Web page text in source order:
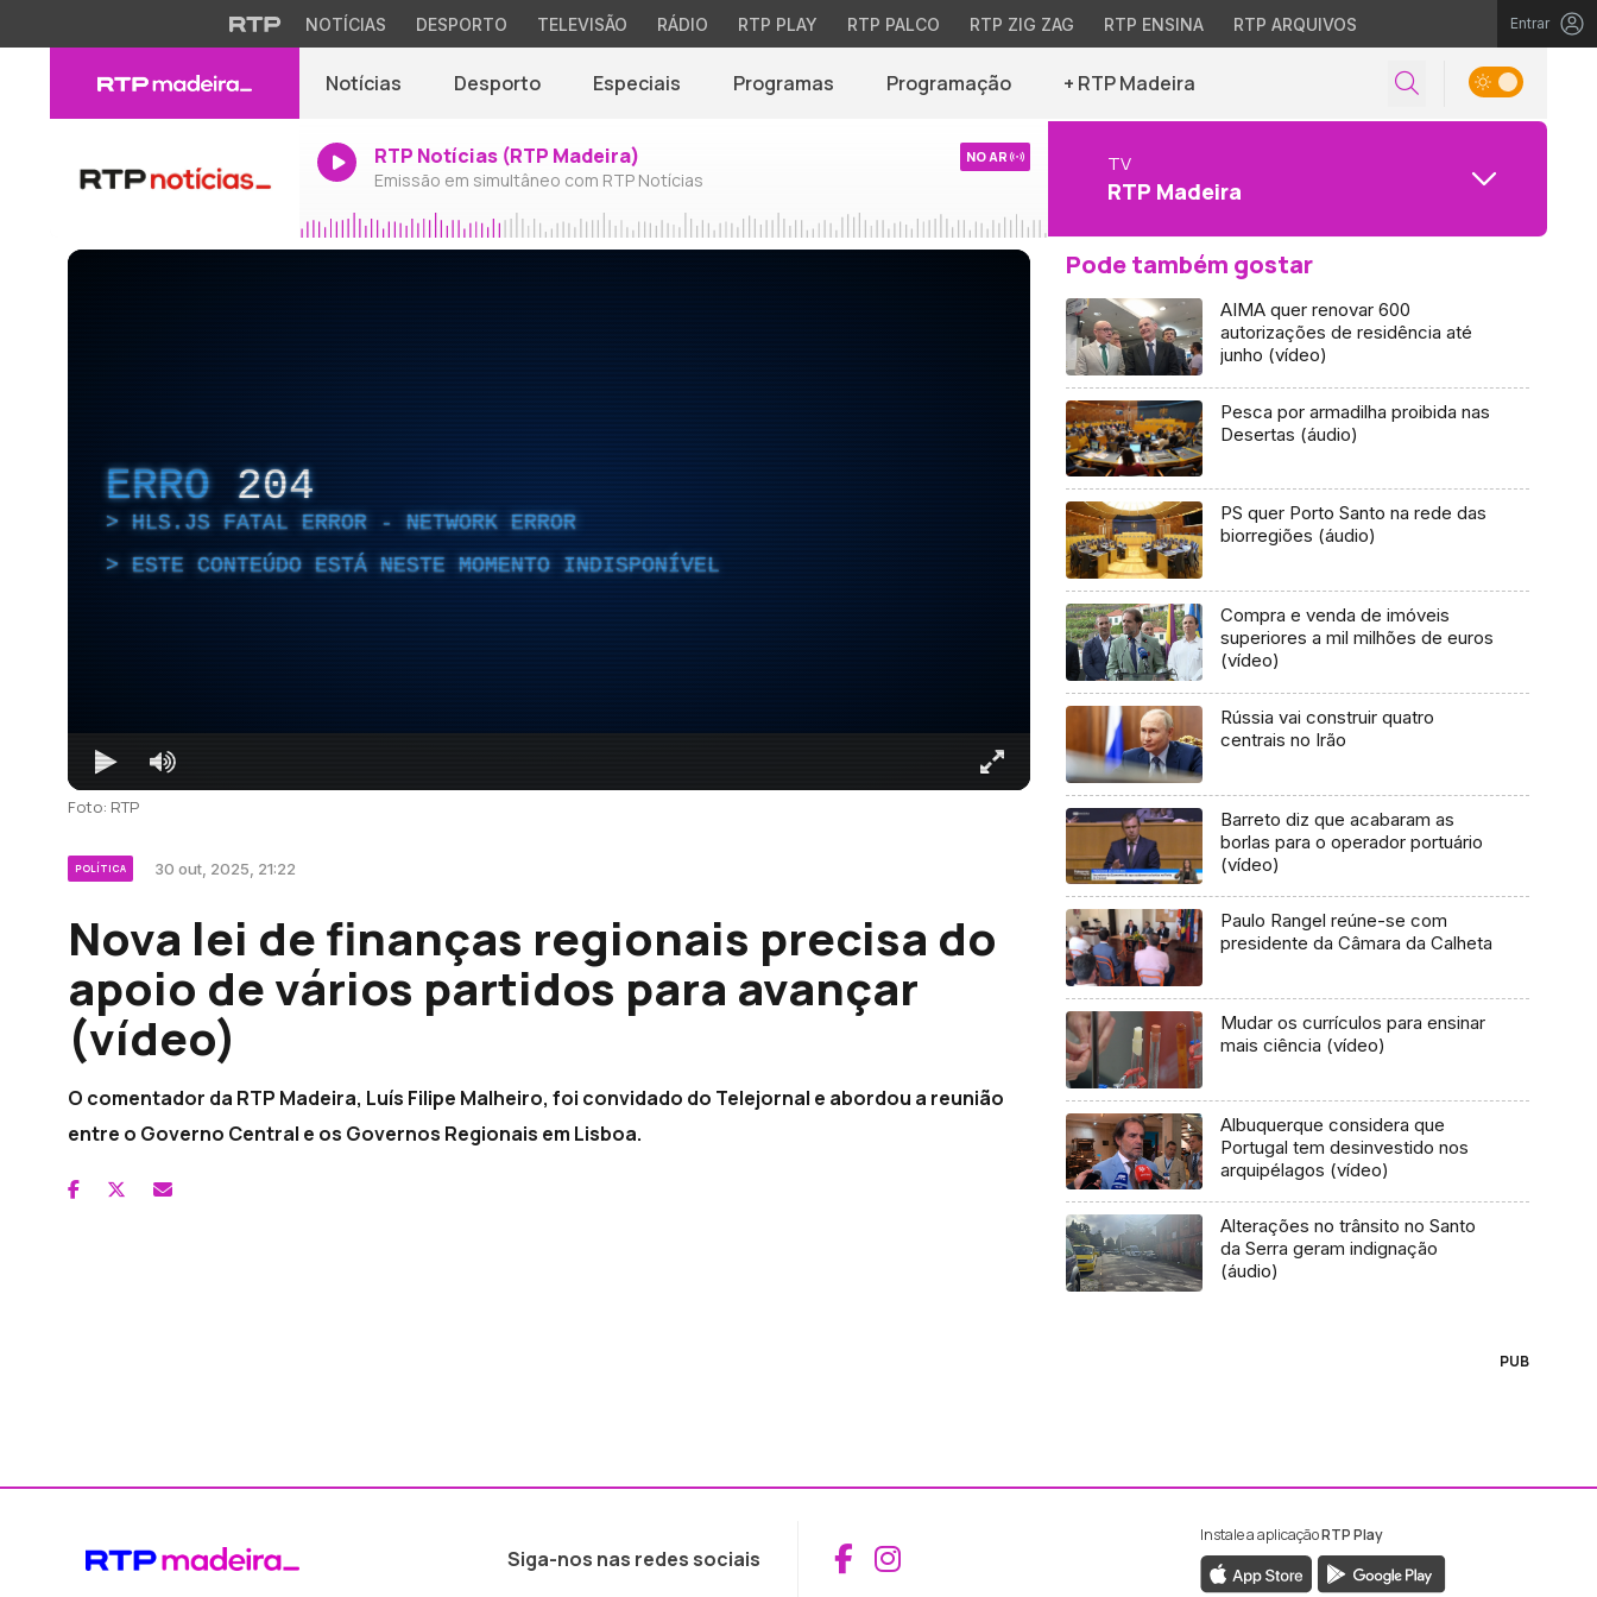
NOTÍCIAS DESPORTO TELEVISÃO RÁDIO RTP PLAY RTP PALCO RTP ZIG ZAG RTP ENSINA RTP ARQUIVOS Entrar
Notícias Desporto Especiais Programas Programação + RTP Madeira
RTP Notícias (RTP Madeira)
Emissão em simultâneo com RTP Notícias
NO AR TV
RTP Madeira
ERRO 204
HLS.JS FATAL ERROR - NETWORK ERROR
ESTE CONTEÚDO ESTÁ NESTE MOMENTO INDISPONÍVEL
Foto: RTP
POLÍTICA 30 out, 2025, 21:22
Nova lei de finanças regionais precisa do
apoio de vários partidos para avançar
(vídeo)
O comentador da RTP Madeira, Luís Filipe Malheiro, foi convidado do Telejornal e abordou a reunião
entre o Governo Central e os Governos Regionais em Lisboa.
Pode também gostar
AIMA quer renovar 600
autorizações de residência até
junho (vídeo)
Pesca por armadilha proibida nas
Desertas (áudio)
PS quer Porto Santo na rede das
biorregiões (áudio)
Compra e venda de imóveis
superiores a mil milhões de euros
(vídeo)
Rússia vai construir quatro
centrais no Irão
Barreto diz que acabaram as
borlas para o operador portuário
(vídeo)
Paulo Rangel reúne-se com
presidente da Câmara da Calheta
Mudar os currículos para ensinar
mais ciência (vídeo)
Albuquerque considera que
Portugal tem desinvestido nos
arquipélagos (vídeo)
Alterações no trânsito no Santo
da Serra geram indignação
(áudio)
PUB
Siga-nos nas redes sociais Aceder ao Facebook da RTP Madeira
Aceder ao Instagram da RTP Madeira
Instale a aplicaçãoRTP Play